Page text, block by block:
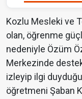
Kozlu Mesleki ve
olan, öğrenme
nedeniyle Özüm
Merkezinde
izleyip ilgi
öğretmeni Şaban